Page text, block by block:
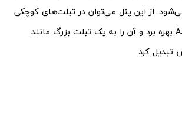
می‌شود. از این پنل می‌توان در تبلت‌های کوچکی
مانند گلکسی تب A8 بهره برد و آن را به یک تبلت بزرگ مانند